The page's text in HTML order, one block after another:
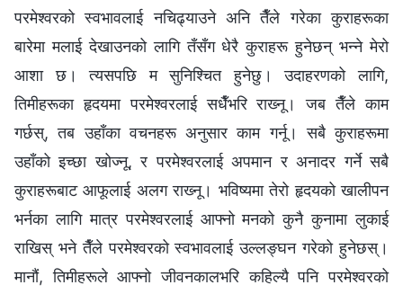
परमेश्‍वरको स्वभावलाई नचिढ्याउने अनि तैँले गरेका कुराहरूका
बारेमा मलाई देखाउनको लागि तँसँग धेरै कुराहरू हुनेछन् भन्‍ने मेरो
आशा छ। त्यसपछि म सुनिश्‍चित हुनेछु। उदाहरणको लागि,
तिमीहरूका हृदयमा परमेश्‍वरलाई सधैँभरि राख्‍नू। जब तैँले काम
गर्छस्, तब उहाँका वचनहरू अनुसार काम गर्नू। सबै कुराहरूमा
उहाँको इच्छा खोज्‍नू, र परमेश्‍वरलाई अपमान र अनादर गर्ने सबै
कुराहरूबाट आफूलाई अलग राख्‍नू। भविष्यमा तेरो हृदयको खालीपन
भर्नका लागि मात्र परमेश्‍वरलाई आफ्नो मनको कुनै कुनामा लुकाई
राखिस् भने तैँले परमेश्‍वरको स्वभावलाई उल्‍लङ्घन गरेको हुनेछस्।
मानौं, तिमीहरूले आफ्नो जीवनकालभरि कहिल्यै पनि परमेश्‍वरको